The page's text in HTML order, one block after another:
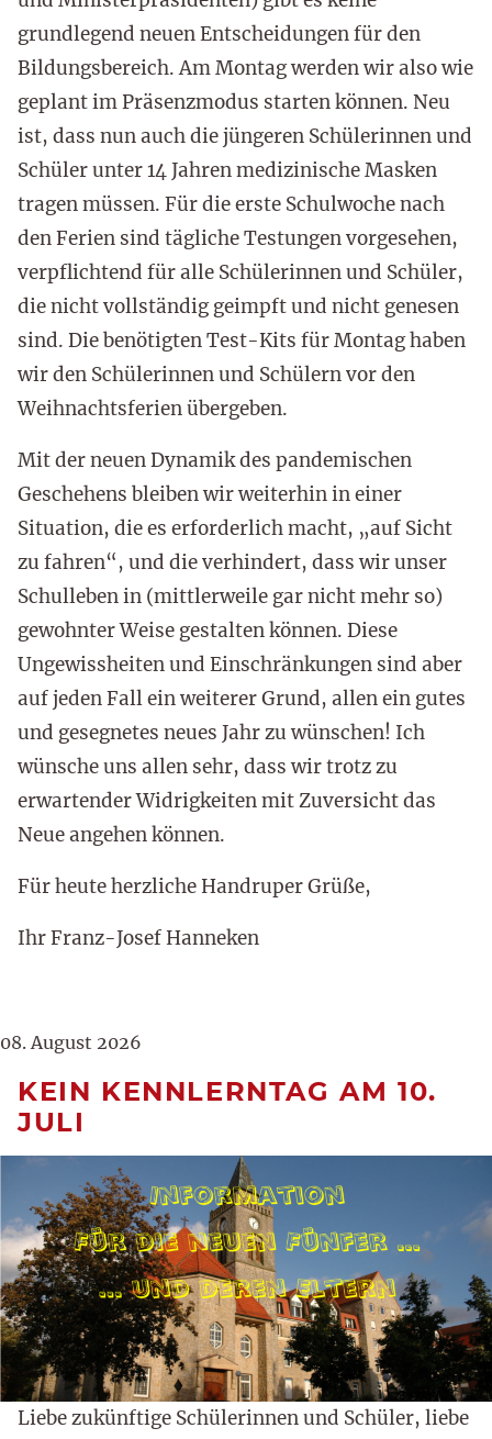
grundlegend neuen Entscheidungen für den
Bildungsbereich. Am Montag werden wir also wie
geplant im Präsenzmodus starten können. Neu
ist, dass nun auch die jüngeren Schülerinnen und
Schüler unter 14 Jahren medizinische Masken
tragen müssen. Für die erste Schulwoche nach
den Ferien sind tägliche Testungen vorgesehen,
verpflichtend für alle Schülerinnen und Schüler,
die nicht vollständig geimpft und nicht genesen
sind. Die benötigten Test-Kits für Montag haben
wir den Schülerinnen und Schülern vor den
Weihnachtsferien übergeben.
Mit der neuen Dynamik des pandemischen
Geschehens bleiben wir weiterhin in einer
Situation, die es erforderlich macht, „auf Sicht
zu fahren“, und die verhindert, dass wir unser
Schulleben in (mittlerweile gar nicht mehr so)
gewohnter Weise gestalten können. Diese
Ungewissheiten und Einschränkungen sind aber
auf jeden Fall ein weiterer Grund, allen ein gutes
und gesegnetes neues Jahr zu wünschen! Ich
wünsche uns allen sehr, dass wir trotz zu
erwartender Widrigkeiten mit Zuversicht das
Neue angehen können.
Für heute herzliche Handruper Grüße,
Ihr Franz-Josef Hanneken
08. August 2026
KEIN KENNLERNTAG AM 10.
JULI
Liebe zukünftige Schülerinnen und Schüler, liebe